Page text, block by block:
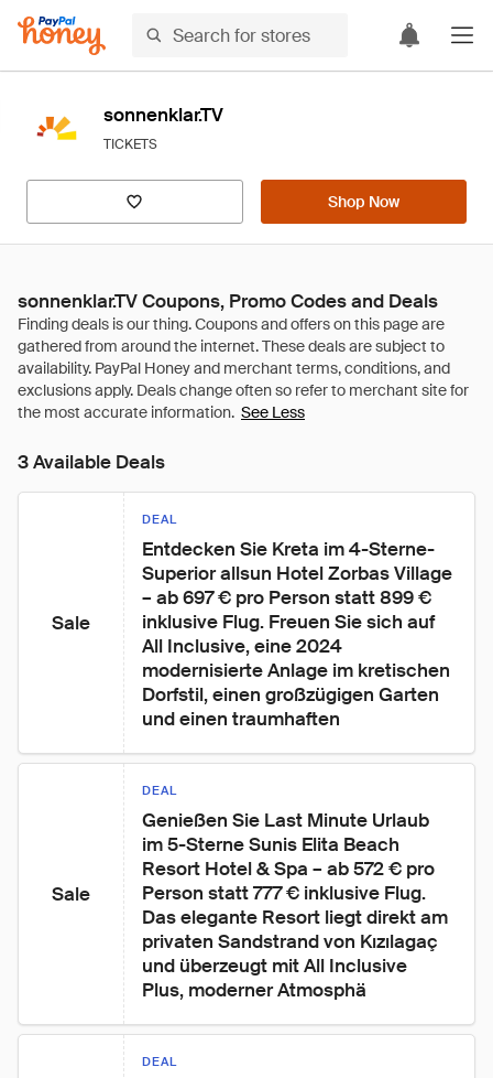
sonnenklar.TV
TICKETS
Shop Now
sonnenklar.TV Coupons, Promo Codes and Deals
See Less
3 Available Deals
Sale
DEAL
Entdecken Sie Kreta im 4-Sterne-
Superior allsun Hotel Zorbas Village
– ab 697 € pro Person statt 899 €
inklusive Flug. Freuen Sie sich auf
All Inclusive, eine 2024
modernisierte Anlage im kretischen
Dorfstil, einen großzügigen Garten
und einen traumhaften
Sale
DEAL
Genießen Sie Last Minute Urlaub
im 5-Sterne Sunis Elita Beach
Resort Hotel & Spa – ab 572 € pro
Person statt 777 € inklusive Flug.
Das elegante Resort liegt direkt am
privaten Sandstrand von Kızılagaç
und überzeugt mit All Inclusive
Plus, moderner Atmosphä
DEAL